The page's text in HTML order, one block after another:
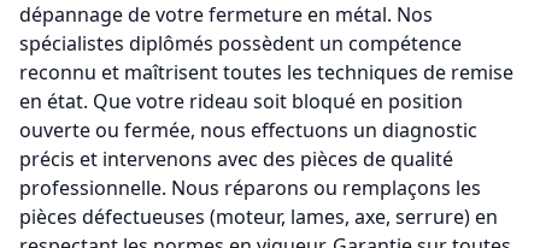
dépannage de votre fermeture en métal. Nos
spécialistes diplômés possèdent un compétence
reconnu et maîtrisent toutes les techniques de remise
en état. Que votre rideau soit bloqué en position
ouverte ou fermée, nous effectuons un diagnostic
précis et intervenons avec des pièces de qualité
professionnelle. Nous réparons ou remplaçons les
pièces défectueuses (moteur, lames, axe, serrure) en